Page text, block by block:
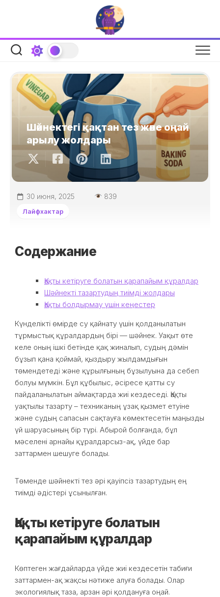
Шәйнектегі қақтан тез және оңай
арылу жолдары
30 июня, 2025 839
Лайфхактар
Содержание
Қақты кетіруге болатын қарапайым құралдар
Шәйнекті тазартудың тиімді жолдары
Қақты болдырмау үшін кеңестер
Күнделікті өмірде су қайнату үшін қолданылатын
тұрмыстық құралдардың бірі — шәйнек. Уақыт өте
келе оның ішкі бетінде қақ жиналып, судың дәмін
бұзып қана қоймай, қыздыру жылдамдығын
төмендетеді және құрылғының бұзылуына да себеп
болуы мүмкін. Бұл құбылыс, әсіресе қатты су
пайдаланылатын аймақтарда жиі кездеседі. Қақты
уақтылы тазарту – техниканың ұзақ қызмет етуіне
және судың сапасын сақтауға көмектесетін маңызды
үй шаруасының бір түрі. Абырой болғанда, бұл
мәселені арнайы құралдарсыз-ақ, үйде бар
заттармен шешуге болады.
Төменде шәйнекті тез әрі қауіпсіз тазартудың ең
тиімді әдістері ұсынылған.
Қақты кетіруге болатын
қарапайым құралдар
Көптеген жағдайларда үйде жиі кездесетін табиғи
заттармен-ақ жақсы нәтиже алуға болады. Олар
экологиялық таза, арзан әрі қолдануға оңай.